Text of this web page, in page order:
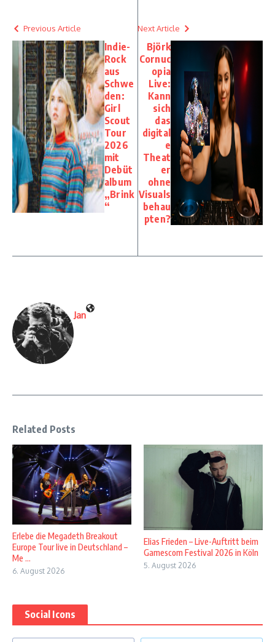
Previous Article
Indie-
Rock
aus
Schwe
den:
Girl
Scout
Tour
2026
mit
Debüt
album
„Brink
“
Next Article
Björk
Cornuc
opia
Live:
Kann
sich
das
digital
e
Theat
er
ohne
Visuals
behau
pten?
Jan
Related Posts
Erlebe die Megadeth Breakout
Europe Tour live in Deutschland –
Me ...
6. August 2026
Elias Frieden – Live-Auftritt beim
Gamescom Festival 2026 in Köln
5. August 2026
Social Icons